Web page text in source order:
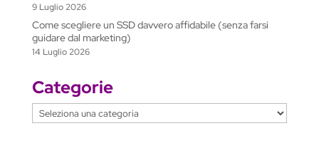
9 Luglio 2026
Come scegliere un SSD davvero affidabile (senza farsi
guidare dal marketing)
14 Luglio 2026
Categorie
Categorie